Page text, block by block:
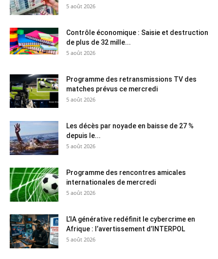
5 août 2026
Contrôle économique : Saisie et destruction
de plus de 32 mille...
5 août 2026
Programme des retransmissions TV des
matches prévus ce mercredi
5 août 2026
Les décès par noyade en baisse de 27 %
depuis le...
5 août 2026
Programme des rencontres amicales
internationales de mercredi
5 août 2026
L’IA générative redéfinit le cybercrime en
Afrique : l’avertissement d’INTERPOL
5 août 2026